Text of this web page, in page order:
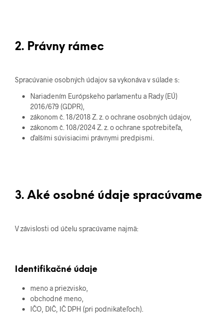
2. Právny rámec
Spracúvanie osobných údajov sa vykonáva v súlade s:
Nariadením Európskeho parlamentu a Rady (EÚ)
2016/679 (GDPR),
zákonom č. 18/2018 Z. z. o ochrane osobných údajov,
zákonom č. 108/2024 Z. z. o ochrane spotrebiteľa,
ďalšími súvisiacimi právnymi predpismi.
3. Aké osobné údaje spracúvame
V závislosti od účelu spracúvame najmä:
Identifikačné údaje
meno a priezvisko,
obchodné meno,
IČO, DIČ, IČ DPH (pri podnikateľoch).